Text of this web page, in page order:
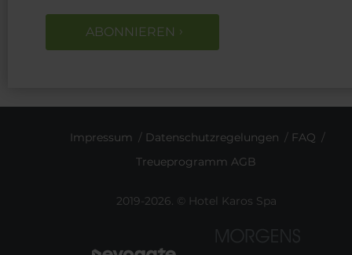
ABONNIEREN
Impressum Datenschutzregelungen
FAQ
Treueprogramm AGB
2019-2026. © Hotel Karos Spa